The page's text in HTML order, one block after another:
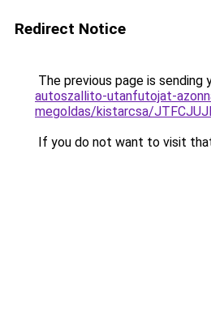
Redirect Notice
The previous page is sending
autoszallito-utanfutojat-
megoldas/kistarcsa/
If you do not want to visit